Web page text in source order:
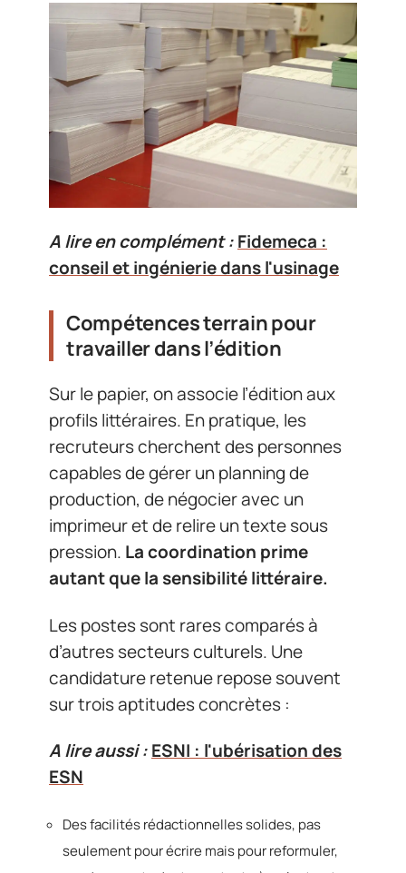
A lire en complément :Fidemeca :
conseil et ingénierie dans l'usinage
Compétences terrain pour
travailler dans l’édition
Sur le papier, on associe l’édition aux
profils littéraires. En pratique, les
recruteurs cherchent des personnes
capables de gérer un planning de
production, de négocier avec un
imprimeur et de relire un texte sous
pression. La coordination prime
autant que la sensibilité littéraire.
Les postes sont rares comparés à
d’autres secteurs culturels. Une
candidature retenue repose souvent
sur trois aptitudes concrètes :
A lire aussi :ESNI : l'ubérisation des
ESN
Des facilités rédactionnelles solides, pas
seulement pour écrire mais pour reformuler,